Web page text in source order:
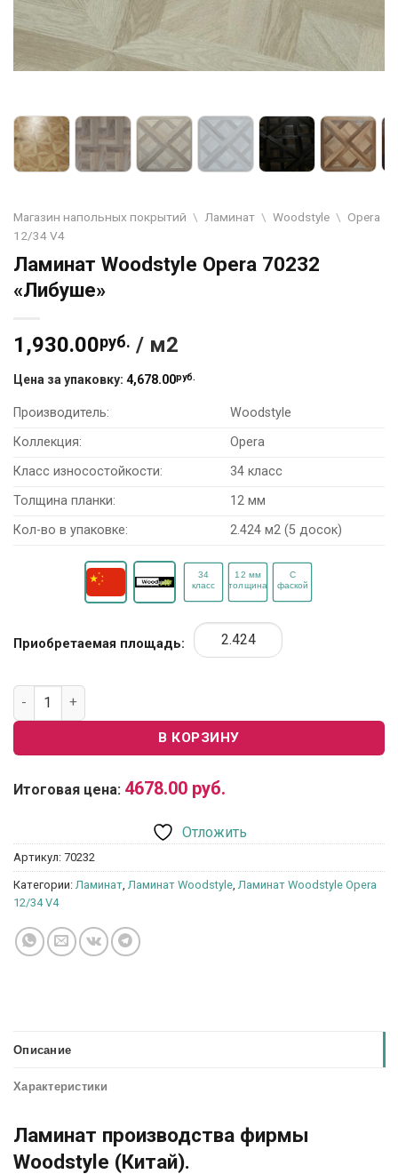
Магазин напольных покрытий \ Ламинат \ Woodstyle \ Opera
12/34 V4
Ламинат Woodstyle Opera 70232
«Либуше»
1,930.00руб. / м2
Цена за упаковку: 4,678.00руб.
Производитель:
Woodstyle
Коллекция:
Opera
Класс износостойкости:
34 класс
Толщина планки:
12 мм
Кол-во в упаковке:
2.424 м2 (5 досок)
Приобретаемая площадь:
Количество товара Ламинат Woodstyle Opera 70232
В КОРЗИНУ
Итоговая цена: 4678.00 руб.
Отложить
Артикул: 70232
Категории: Ламинат Ламинат Woodstyle Ламинат Woodstyle Opera
12/34 V4
Описание
Характеристики
Ламинат производства фирмы
Woodstyle (Китай).